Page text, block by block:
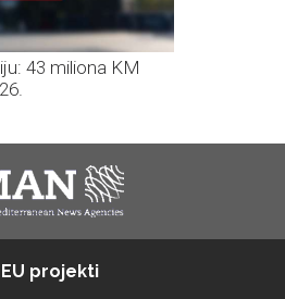
43 miliona KM
EU projekti